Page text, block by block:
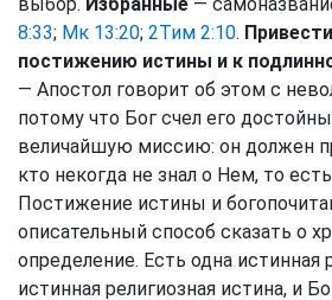
8:33; Мк 13:20; 2Тим 2:10.
постижению истины и к
— Апостол говорит об этом с
потому что Бог счел его
величайшую миссию: он должен
кто некогда не знал о Нем, то
Постижение истины и
описательный способ сказать о
определение. Есть одна истинная
истинная религиозная истина, и